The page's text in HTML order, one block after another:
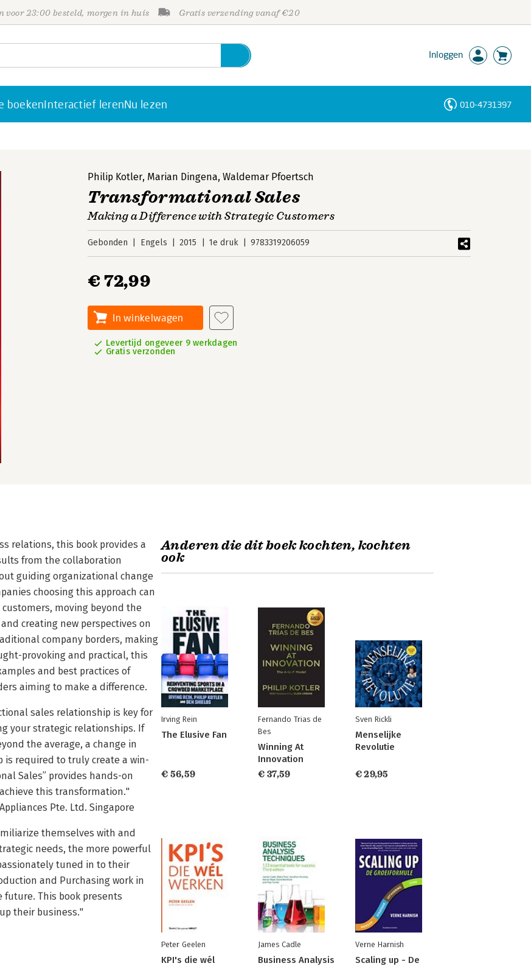
voor 23:00 besteld, morgen in huis Gratis verzending vanaf €20
Inloggen
boekenInteractief lerenNu lezen 010-4731397
Philip Kotler, Marian Dingena,Waldemar Pfoertsch
Transformational Sales
Making a Difference with Strategic Customers
Gebonden Engels 2015 1e druk 9783319206059
€ 72,99
In winkelwagen
Levertijd ongeveer 9 werkdagen
Gratis verzonden
relations, this book provides a
from the collaboration
guiding organizational change
choosing this approach can
moving beyond the
creating new perspectives on
company borders, making
provoking and practical, this
and best practices of
aiming to make a difference.
sales relationship is key for
your strategic relationships. If
the average, a change in
is required to truly create a win-
Sales” provides hands-on
this transformation."
Pte. Ltd. Singapore
themselves with and
needs, the more powerful
tuned in to their
and Purchasing work in
future. This book presents
their business."
Anderen die dit boek kochten, kochten
ook
Irving Rein
The Elusive Fan
€ 56,59
Fernando Trias de
Bes
Winning At
Innovation
€ 37,59
Sven Rickli
Menselijke
Revolutie
€ 29,95
Peter Geelen
KPI's die wél
James Cadle
Business Analysis
Verne Harnish
Scaling up - De
Personen